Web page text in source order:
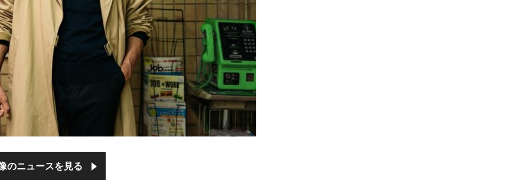
のニュースを見る